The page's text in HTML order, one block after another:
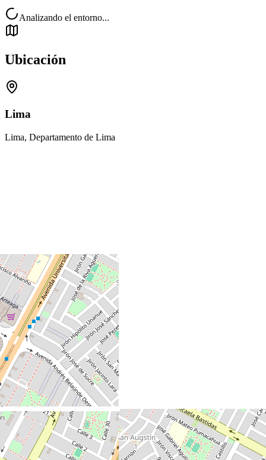
Analizando el entorno...
Ubicación
Lima
Lima, Departamento de Lima